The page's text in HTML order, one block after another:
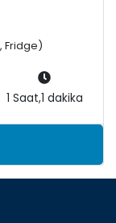
Fridge)
1 Saat,1 dakika